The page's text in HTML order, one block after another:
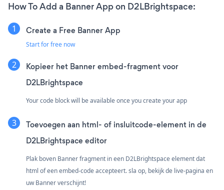
How To Add a Banner App on D2LBrightspace:
Create a Free Banner App
Start for free now
Kopieer het Banner embed-fragment voor
D2LBrightspace
Your code block will be available once you create your app
Toevoegen aan html- of insluitcode-element in de
D2LBrightspace editor
Plak boven Banner fragment in een D2LBrightspace element dat
html of een embed-code accepteert. sla op, bekijk de live-pagina en
uw Banner verschijnt!